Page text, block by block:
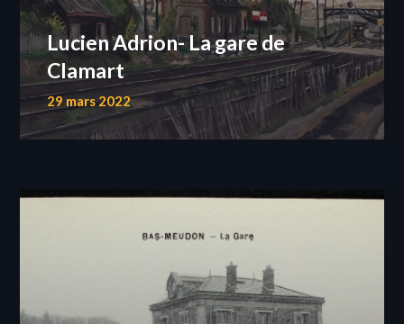
Lucien Adrion- La gare de
Clamart
29 mars 2022